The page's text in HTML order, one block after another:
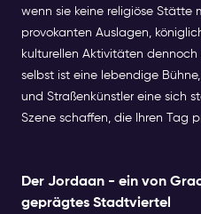
wenn sie keine religiöse Stätte
provokanten Auslagen,
kulturellen Aktivitäten dennoch
selbst ist eine lebendige
und Straßenkünstler eine sich
Szene schaffen, die Ihren Tag
Der Jordaan - ein von
geprägtes Stadtviertel